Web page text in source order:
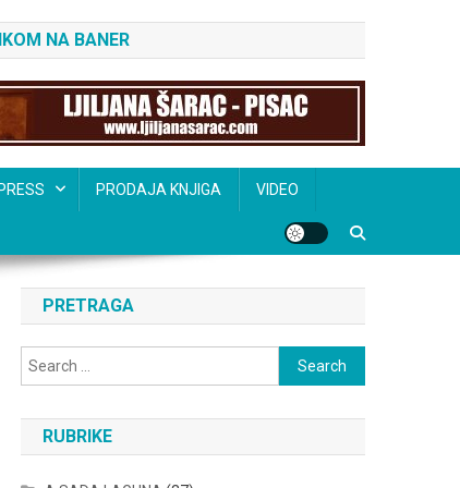
NA BANER
PRESS PRODAJA KNJIGA VIDEO
PRETRAGA
Search
for:
RUBRIKE